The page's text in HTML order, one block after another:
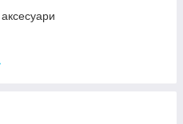
обладнання